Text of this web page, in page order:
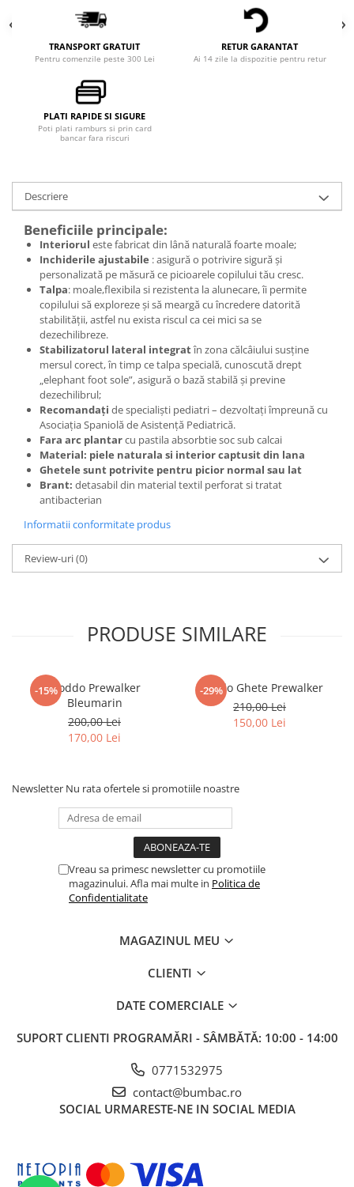
TRANSPORT GRATUIT
Pentru comenzile peste 300 Lei
RETUR GARANTAT
Ai 14 zile la dispozitie pentru retur
PLATI RAPIDE SI SIGURE
Poti plati ramburs si prin card
bancar fara riscuri
Descriere
Beneficiile principale:
Interiorul este fabricat din lână naturală foarte moale;
Inchiderile ajustabile : asigură o potrivire sigură și
personalizată pe măsură ce picioarele copilului tău cresc.
Talpa: moale,flexibila si rezistenta la alunecare, îi permite
copilului să exploreze și să meargă cu încredere datorită
stabilității, astfel nu exista riscul ca cei mici sa se
dezechilibreze.
Stabilizatorul lateral integratîn zona călcâiului susține
mersul corect, în timp ce talpa specială, cunoscută drept
„elephant foot sole”, asigură o bază stabilă și previne
dezechilibrul;
Recomandați de specialiști pediatri – dezvoltați împreună cu
Asociația Spaniolă de Asistență Pediatrică.
Fara arc plantarcu pastila absorbtie soc sub calcai
Material: piele naturala si interior captusit din lana
Ghetele sunt potrivite pentru picior normal sau lat
Brant: detasabil din material textil perforat si tratat
antibacterian
Informatii conformitate produs
Review-uri(0)
PRODUSE SIMILARE
-15%Froddo Prewalker
Bleumarin
200,00 Lei
170,00 Lei
-29%
Froddo Ghete Prewalker
210,00 Lei
150,00 Lei
Newsletter Nu rata ofertele si promotiile noastre
Vreau sa primesc newsletter cu promotiile
magazinului. Afla mai multe in Politica de
Confidentialitate
MAGAZINUL MEU
CLIENTI
DATE COMERCIALE
SUPORT CLIENTI PROGRAMĂRI - SÂMBĂTĂ: 10:00 - 14:00
0771532975
contact@bumbac.ro
SOCIAL URMARESTE-NE IN SOCIAL MEDIA